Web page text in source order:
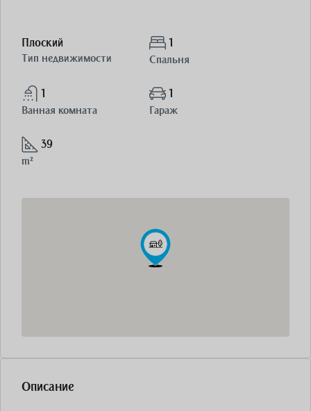
Плоский
Тип недвижимости
1
Спальня
1
Ванная комната
1
Гараж
39
m²
Описание